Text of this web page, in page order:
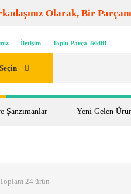
Olarak, Bir
İletişim Toplu Parça Teklifi
Şanzımanlar Yeni Gelen
Toplam 24 ürün